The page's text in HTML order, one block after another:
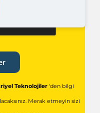
Teknolojiler'den bilgi
Merak etmeyin sizi